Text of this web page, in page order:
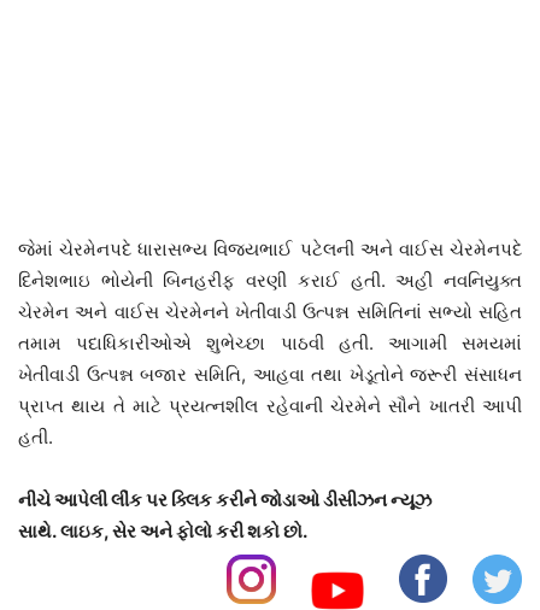
જેમાં ચેરમેનપદે ધારાસભ્ય વિજયભાઈ પટેલની અને વાઈસ ચેરમેનપદે
દિનેશભાઇ ભોયેની બિનહરીફ વરણી કરાઈ હતી. અહી નવનિયુક્ત
ચેરમેન અને વાઈસ ચેરમેનને ખેતીવાડી ઉત્પન્ન સમિતિનાં સભ્યો સહિત
તમામ પદાધિકારીઓએ શુભેચ્છા પાઠવી હતી. આગામી સમયમાં
ખેતીવાડી ઉત્પન્ન બજાર સમિતિ, આહવા તથા ખેડૂતોને જરૂરી સંસાધન
પ્રાપ્ત થાય તે માટે પ્રયત્નશીલ રહેવાની ચેરમેને સૌને ખાતરી આપી
હતી.
નીચે આપેલી લીંક પર ક્લિક કરીને જોડાઓ ડીસીઝન ન્યૂઝ
સાથે.લાઇક, સેર અને ફોલો કરી શકો છો.